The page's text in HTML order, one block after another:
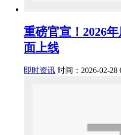
重磅官宣！2026
面上线
即时资讯 时间：2026-02-28